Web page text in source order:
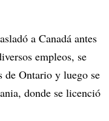
a Canadá antes
empleos, se
de Ontario y luego se
donde se licenció